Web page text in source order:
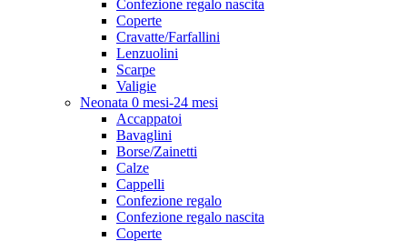
Confezione regalo nascita
Coperte
Cravatte/Farfallini
Lenzuolini
Scarpe
Valigie
Neonata 0 mesi-24 mesi
Accappatoi
Bavaglini
Borse/Zainetti
Calze
Cappelli
Confezione regalo
Confezione regalo nascita
Coperte